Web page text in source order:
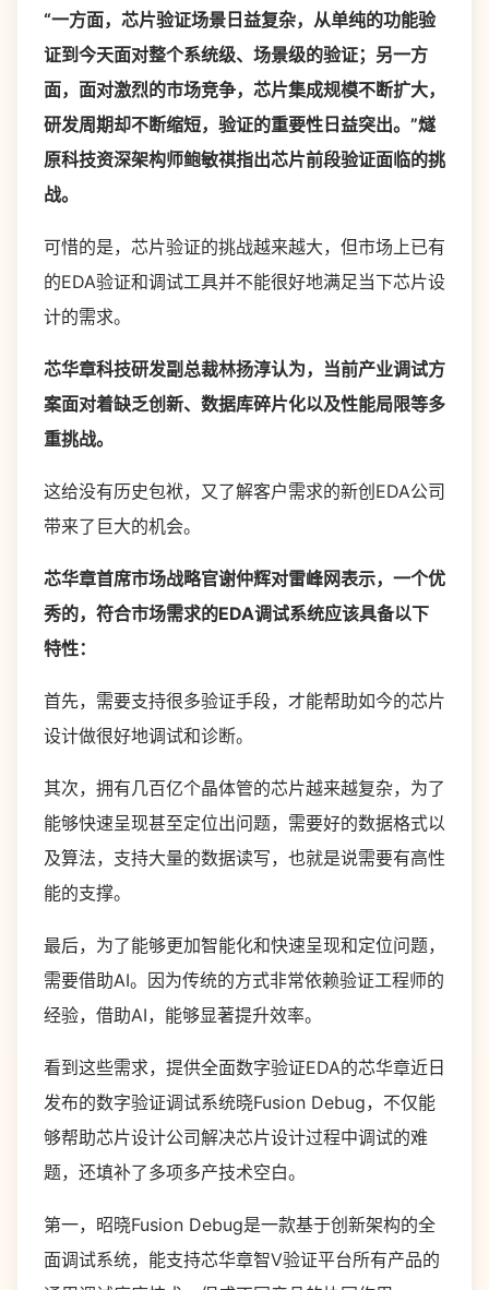
“一方面，芯片验证场景日益复杂，从单纯的功能验
证到今天面对整个系统级、场景级的验证；另一方
面，面对激烈的市场竞争，芯片集成规模不断扩大，
研发周期却不断缩短，验证的重要性日益突出。”燧
原科技资深架构师鲍敏祺指出芯片前段验证面临的挑
战。
可惜的是，芯片验证的挑战越来越大，但市场上已有
的EDA验证和调试工具并不能很好地满足当下芯片设
计的需求。
芯华章科技研发副总裁林扬淳认为，当前产业调试方
案面对着缺乏创新、数据库碎片化以及性能局限等多
重挑战。
这给没有历史包袱，又了解客户需求的新创EDA公司
带来了巨大的机会。
芯华章首席市场战略官谢仲辉对雷峰网表示，一个优
秀的，符合市场需求的EDA调试系统应该具备以下
特性：
首先，需要支持很多验证手段，才能帮助如今的芯片
设计做很好地调试和诊断。
其次，拥有几百亿个晶体管的芯片越来越复杂，为了
能够快速呈现甚至定位出问题，需要好的数据格式以
及算法，支持大量的数据读写，也就是说需要有高性
能的支撑。
最后，为了能够更加智能化和快速呈现和定位问题，
需要借助AI。因为传统的方式非常依赖验证工程师的
经验，借助AI，能够显著提升效率。
看到这些需求，提供全面数字验证EDA的芯华章近日
发布的数字验证调试系统晓Fusion Debug，不仅能
够帮助芯片设计公司解决芯片设计过程中调试的难
题，还填补了多项多产技术空白。
第一，昭晓Fusion Debug是一款基于创新架构的全
面调试系统，能支持芯华章智V验证平台所有产品的